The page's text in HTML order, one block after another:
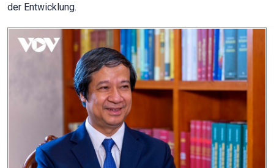
der Entwicklung.